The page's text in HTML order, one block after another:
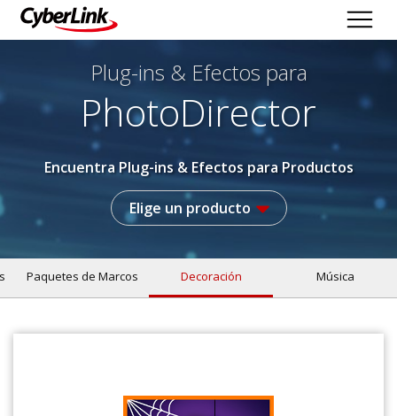
Plug-ins & Efectos para
PhotoDirector
Encuentra Plug-ins & Efectos para Productos
Elige un producto
Paquetes de Marcos Decoración Música